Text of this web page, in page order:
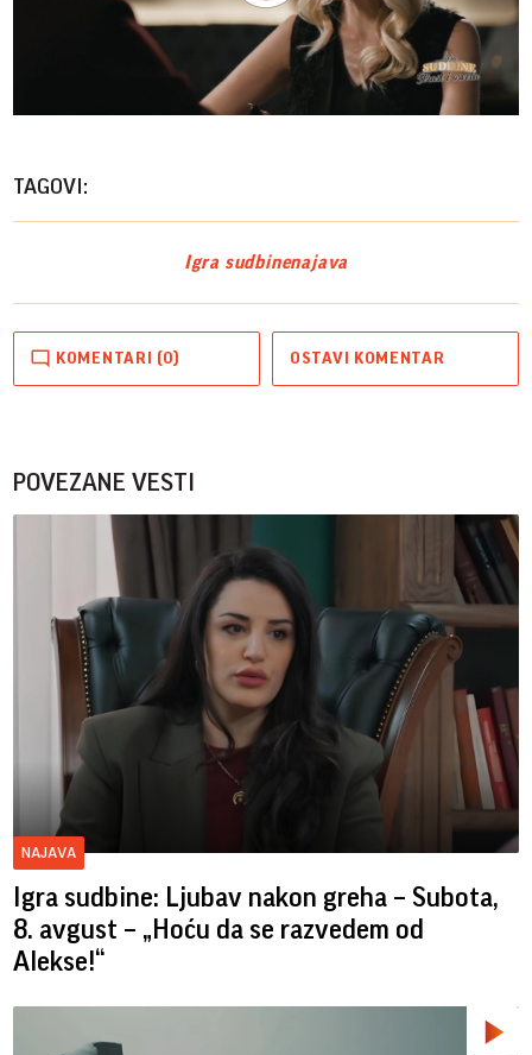
Play
TAGOVI:
Igra sudbinenajava
KOMENTARI (0) OSTAVI KOMENTAR
POVEZANE VESTI
NAJAVA
Igra sudbine: Ljubav nakon greha – Subota,
8. avgust – „Hoću da se razvedem od
Alekse!“